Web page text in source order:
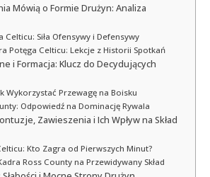
Mówią o Formie Drużyn: Analiza
Celticu: Siła Ofensywy i Defensywy
Potęga Celticu: Lekcje z Historii Spotkań
i Formacja: Klucz do Decydujących
Wykorzystać Przewagę na Boisku
Odpowiedź na Dominację Rywala
Zawieszenia i Ich Wpływ na Skład
Kto Zagra od Pierwszych Minut?
Ross County na Przewidywany Skład